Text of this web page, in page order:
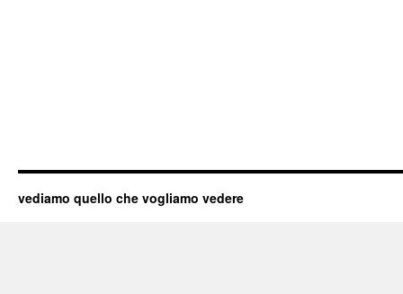
vediamo quello che vogliamo vedere